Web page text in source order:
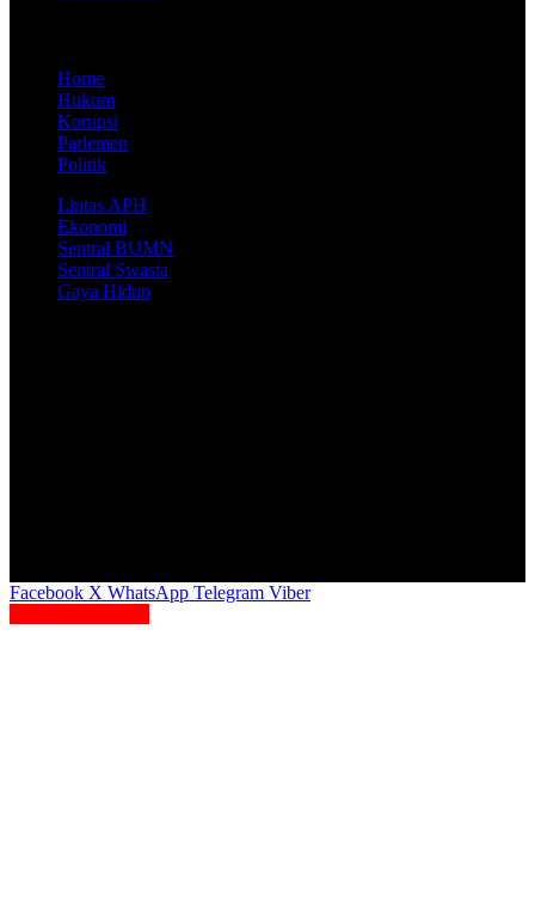
Home
Hukum
Korupsi
Parlemen
Politik
Lintas APH
Ekonomi
Sentral BUMN
Sentral Swasta
Gaya Hidup
Facebook X WhatsApp Telegram Viber